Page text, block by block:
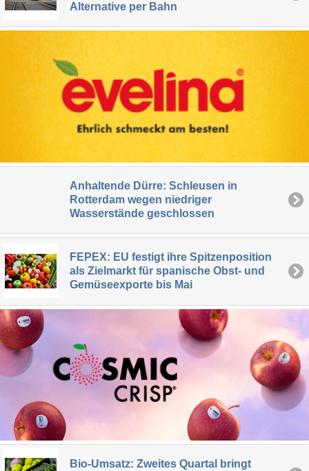
Alternative per Bahn
Anhaltende Dürre: Schleusen in
Rotterdam wegen niedriger
Wasserstände geschlossen
FEPEX: EU festigt ihre Spitzenposition
als Zielmarkt für spanische Obst- und
Gemüseexporte bis Mai
Bio-Umsatz: Zweites Quartal bringt